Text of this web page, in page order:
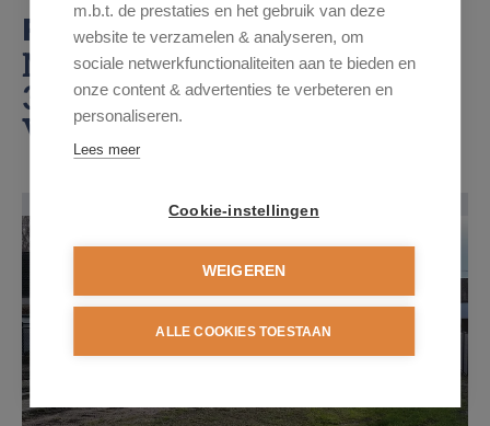
PROJECT:MEYBROEKSTRAAT
Meybroekstraat 41 / A,
3510 Hasselt
Vraagprijs: € 636.835
m.b.t. de prestaties en het gebruik van deze
website te verzamelen & analyseren, om
sociale netwerkfunctionaliteiten aan te bieden en
onze content & advertenties te verbeteren en
personaliseren.
Lees meer
Cookie-instellingen
WEIGEREN
ALLE COOKIES TOESTAAN